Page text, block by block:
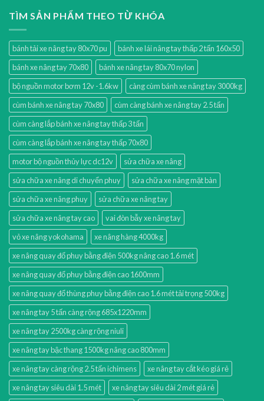
TÌM SẢN PHẨM THEO TỪ KHÓA
bánh tải xe nâng tay 80x70 pu
bánh xe lái nâng tay thấp 2 tấn 160x50
bánh xe nâng tay 70x80
bánh xe nâng tay 80x70 nylon
bộ nguồn motor bơm 12v -1.6kw
càng cùm bánh xe nâng tay 3000kg
cùm bánh xe nâng tay 70x80
cùm càng bánh xe nâng tay 2.5 tấn
cùm càng lắp bánh xe nâng tay thấp 3 tấn
cùm càng lắp bánh xe nâng tay thấp 70x80
motor bộ nguồn thủy lực dc12v
sửa chữa xe nâng
sửa chữa xe nâng di chuyển phuy
sửa chữa xe nâng mặt bàn
sửa chữa xe nâng phuy
sửa chữa xe nâng tay
sửa chữa xe nâng tay cao
vai đòn bẫy xe nâng tay
vỏ xe nâng yokohama
xe nâng hàng 4000kg
xe nâng quay đổ phuy bằng điện 500kg nâng cao 1.6 mét
xe nâng quay đổ phuy bằng điện cao 1600mm
xe nâng quay đổ thùng phuy bằng điện cao 1.6 mét tải trọng 500kg
xe nâng tay 5 tấn càng rộng 685x1220mm
xe nâng tay 2500kg càng rộng niuli
xe nâng tay bậc thang 1500kg nâng cao 800mm
xe nâng tay càng rộng 2.5 tấn ichimens
xe nâng tay cắt kéo giá rẻ
xe nâng tay siêu dài 1.5 mét
xe nâng tay siêu dài 2 mét giá rẻ